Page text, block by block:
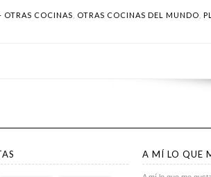
OTRAS COCINAS OTRAS COCINAS DEL MUNDO ,
A MÍ LO QUE